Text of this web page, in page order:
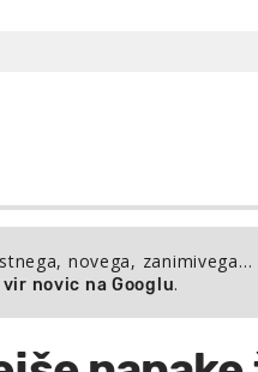
novega,
novic na Googlu.